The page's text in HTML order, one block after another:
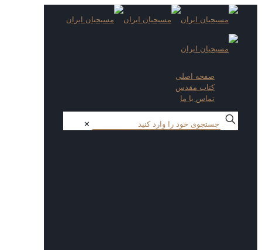
صفحه اصلی
کتاب مقدس
تماس با ما
✕